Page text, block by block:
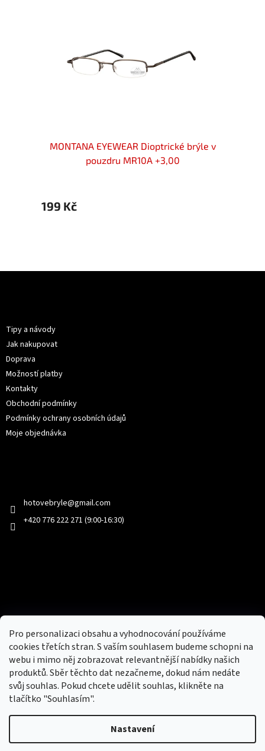
Pro personalizaci obsahu a vyhodnocování používáme
cookies třetích stran. S vaším souhlasem budeme schopni na
webu i mimo něj zobrazovat relevantnější nabídky našich
produktů. Sběr těchto dat nezačneme, dokud nám nedáte
svůj souhlas. Pokud chcete udělit souhlas, klikněte na
tlačítko "Souhlasím".
Nastavení
MONTANA EYEWEAR Dioptrické brýle v
pouzdru MR10A +3,00
199 Kč
Tipy a návody
Jak nakupovat
Doprava
Možností platby
Kontakty
Obchodní podmínky
Podmínky ochrany osobních údajů
Moje objednávka
hotovebryle@gmail.com
+420 776 222 271 (9:00-16:30)
Nový obchod s batohy, cestovními zavazadly, tašky a peněženky